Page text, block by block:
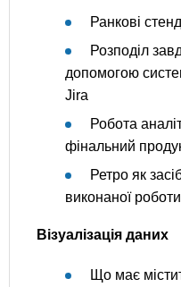
Ранкові
Розподіл
допомогою
Jira
Робота
фінальний
Ретро як
виконаної
Візуалізація даних
Що має